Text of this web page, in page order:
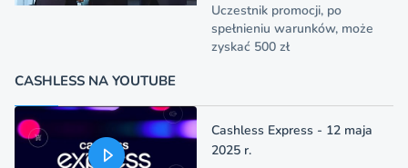
Uczestnik promocji, po
spełnieniu warunków, może
zyskać 500 zł
CASHLESS NA YOUTUBE
Cashless Express - 12 maja
2025 r.